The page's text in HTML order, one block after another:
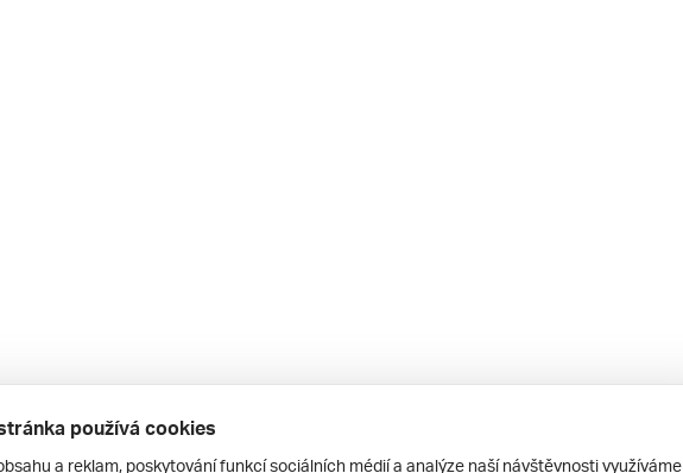
italština), vana a sprcha,
a set na přípravu kávy a čaje
používá cookies
a reklam, poskytování funkcí sociálních médií a analýze naší návštěvnosti využíváme